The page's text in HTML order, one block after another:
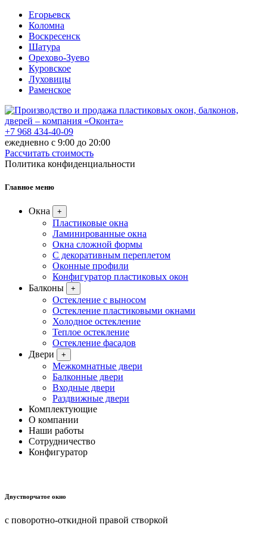
Егорьевск
Коломна
Воскресенск
Шатура
Орехово-Зуево
Куровское
Луховицы
Раменское
+7 968 434-40-09
ежедневно с 9:00 до 20:00
Рассчитать стоимость
Политика конфиденциальности
Главное меню
Окна +
Пластиковые окна
Ламинированные окна
Окна сложной формы
С декоративным переплетом
Оконные профили
Конфигуратор пластиковых окон
Балконы
+
Остекление с выносом
Остекление пластиковыми окнами
Холодное остекление
Теплое остекление
Остекление фасадов
Двери
+
Межкомнатные двери
Балконные двери
Входные двери
Раздвижные двери
Комплектующие
О компании
Наши работы
Сотрудничество
Конфигуратор
Двустворчатое окно
с поворотно-откидной правой створкой